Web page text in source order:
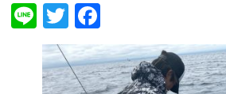
LineTwitter